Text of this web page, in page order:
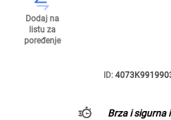
Dodaj na
listu za
poređenje
ID:
Brza i sigurna